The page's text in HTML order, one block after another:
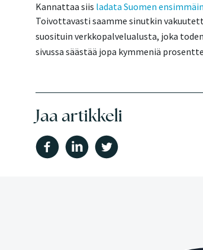
Kannattaa siis ladata Suomen
Toivottavasti saamme sinutkin
suosituin verkkopalvelualusta, joka
sivussa säästää jopa kymmeniä
Jaa artikkeli